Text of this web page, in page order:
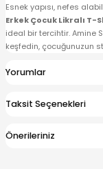
Esnek yapısı, nefes
Erkek Çocuk Likralı T-
ideal bir tercihtir. Amine
keşfedin, çocuğunuzun
Yorumlar
Taksit Seçenekleri
Önerileriniz